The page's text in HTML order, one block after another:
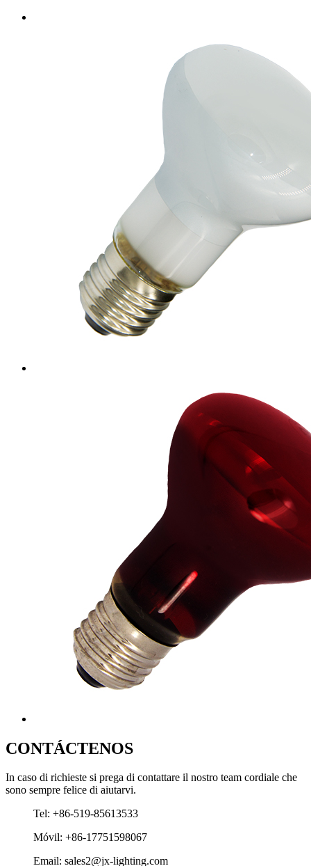
CONTÁCTENOS
In caso di richieste si prega di contattare il nostro team cordiale che
sono sempre felice di aiutarvi.
Tel: +86-519-85613533
Móvil: +86-17751598067
Email: sales2@jx-lighting.com